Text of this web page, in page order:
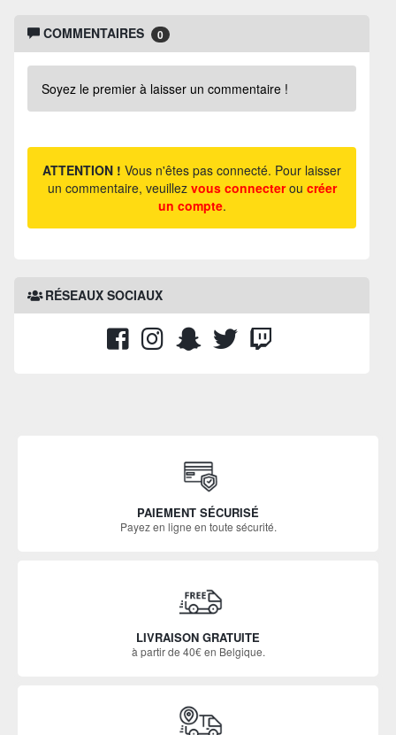
COMMENTAIRES 0
Soyez le premier à laisser un commentaire !
ATTENTION ! Vous n'êtes pas connecté. Pour laisser
un commentaire, veuillez vous connecterou créer
un compte.
RÉSEAUX SOCIAUX
PAIEMENT SÉCURISÉ
Payez en ligne en toute sécurité.
LIVRAISON GRATUITE
à partir de 40€ en Belgique.